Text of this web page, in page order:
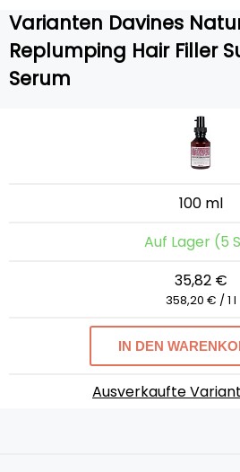
Varianten Davines
Replumping Hair Filler
Serum
100 ml
Auf Lager (5
35,82 €
358,20 € / 1 l
IN DEN
Ausverkaufte